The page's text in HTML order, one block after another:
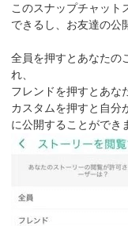
このスナップチャット
できるし、お友達の公
全員を押すとあなたの
れ、
フレンドを押すとあな
カスタムを押すと自分
に公開することができ